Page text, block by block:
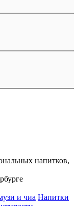
напитков,
и чиа Напитки